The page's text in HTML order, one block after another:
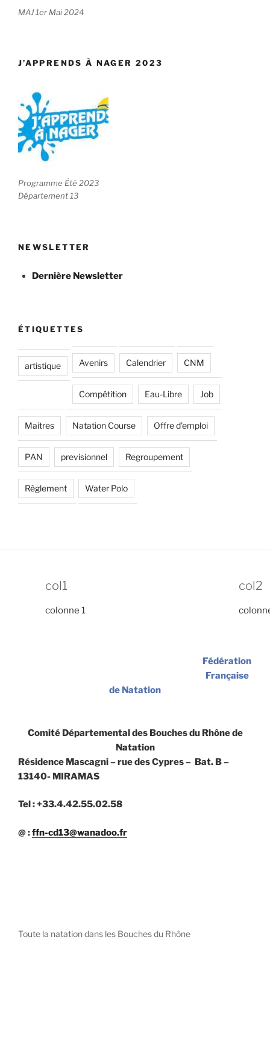
MAJ 1er Mai 2024
J’APPRENDS À NAGER 2023
Programme Été 2023
Département 13
NEWSLETTER
Dernière Newsletter
ÉTIQUETTES
artistique Avenirs Calendrier CNM
Compétition Eau-Libre Job
Maitres Natation Course Offre d'emploi
PAN previsionnel Regroupement
Règlement Water Polo
col1
colonne 1
col2
Fédération
Française
de Natation
Comité Départemental des Bouches du Rhône de
Natation
Résidence Mascagni – rue des Cypres – Bat. B –
13140- MIRAMAS
Tel : +33.4.42.55.02.58
@ :ffn-cd13@wanadoo.fr
Toute la natation dans les Bouches du Rhône